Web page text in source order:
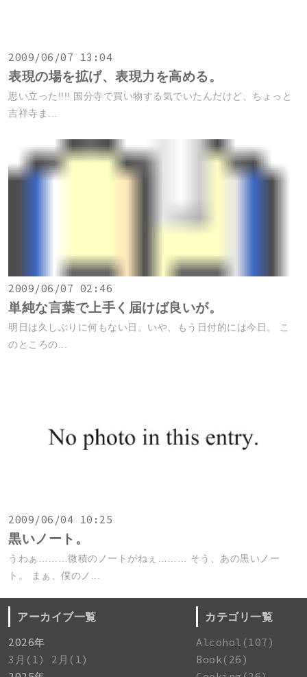
2009/06/07 13:04
表現の場を拡げ、表現力を高める。
思い立った!!!! 国分寺で買い物する気でいたんだけど、ちょっと
吉祥寺ま...
2009/06/07 02:46
単純な言葉で上手く届けば良いが。
明日は久しぶりに何もない日。いや、もう日付的には今日。 こ
のところの...
2009/06/04 10:25
黒いノート。
うわぁ………微積のノートがねぇ……… そう、あの黒いノー
ト。 まぁ、僕のノ...
アーカイブ一覧
2026年
3月(1)
2月(1)
カテゴリ一覧
Alcohol(107)
Book(26)